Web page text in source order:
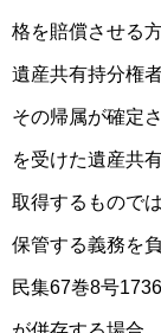
格を賠償させる
遺産共有持分権
その帰属が確定
を受けた遺産共
取得するもので
保管する義務を
民集67巻8号